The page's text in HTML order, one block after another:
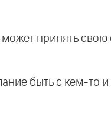
принять свою
быть с кем-то